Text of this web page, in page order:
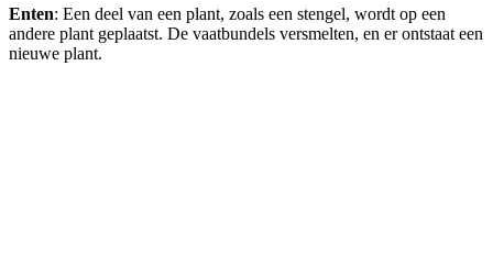
Enten: Een deel van een plant, zoals een stengel, wordt op een
andere plant geplaatst. De vaatbundels versmelten, en er ontstaat een
nieuwe plant.